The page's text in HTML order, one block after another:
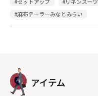
#麻布テーラーみなとみらい
アイテム